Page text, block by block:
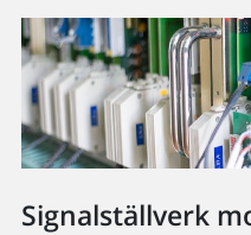
Signalställverk